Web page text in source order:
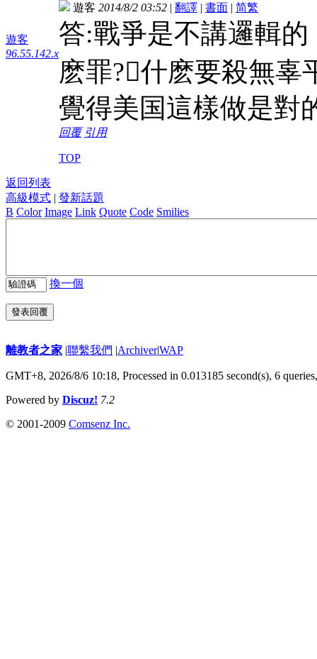
遊客
96.55.142.x
遊客 2014/8/2 03:52 | 翻譯 | 書面 | 简繁
答:戰爭是不講邏輯
麽罪?什麽要殺無辜
覺得美国這樣做是對
回覆 引用
TOP
返回列表
高級模式 | 發新話題
B Color Image Link Quote Code Smilies
換一個
發表回覆
離教者之家 |聯繫我們 |Archiver|WAP
GMT+8, 2026/8/6 10:18, Processed in 0.013185 second(s), 6
Powered by Discuz! 7.2
© 2001-2009 Comsenz Inc.